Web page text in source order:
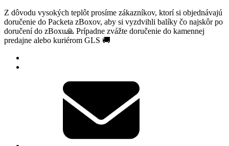
Z dôvodu vysokých teplôt prosíme zákazníkov, ktorí si objednávajú
doručenie do Packeta zBoxov, aby si vyzdvihli balíky čo najskôr po
doručení do zBoxu🙏 Prípadne zvážte doručenie do kamennej
predajne alebo kuriérom GLS 🚚